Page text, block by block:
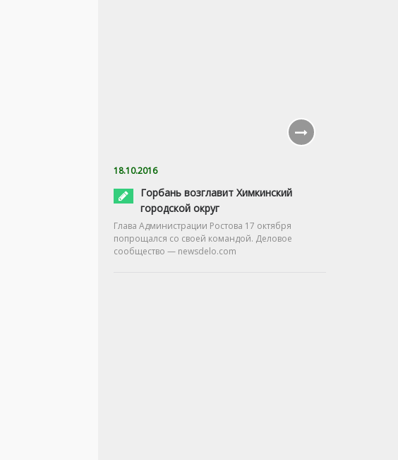
18.10.2016
Горбань возглавит Химкинский
городской округ
Глава Администрации Ростова 17 октября
попрощался со своей командой. Деловое
сообщество — newsdelo.com